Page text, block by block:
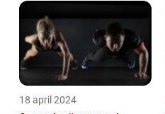
18 april 2024